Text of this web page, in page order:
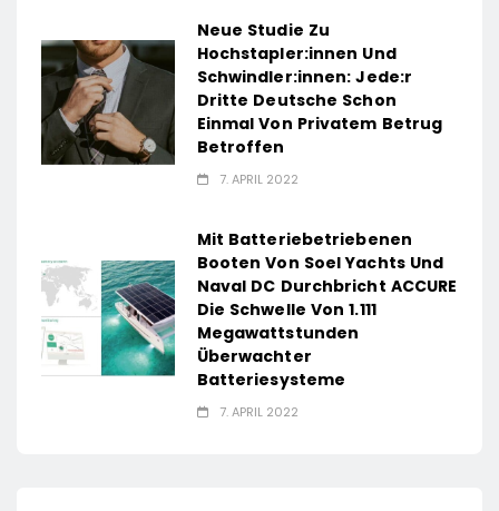
Neue Studie Zu
Hochstapler:innen Und
Schwindler:innen: Jede:r
Dritte Deutsche Schon
Einmal Von Privatem Betrug
Betroffen
7. APRIL 2022
Mit Batteriebetriebenen
Booten Von Soel Yachts Und
Naval DC Durchbricht ACCURE
Die Schwelle Von 1.111
Megawattstunden
Überwachter
Batteriesysteme
7. APRIL 2022